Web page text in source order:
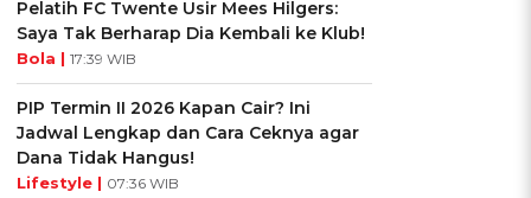
Pelatih FC Twente Usir Mees Hilgers:
Saya Tak Berharap Dia Kembali ke Klub!
Bola | 17:39 WIB
PIP Termin II 2026 Kapan Cair? Ini
Jadwal Lengkap dan Cara Ceknya agar
Dana Tidak Hangus!
Lifestyle | 07:36 WIB